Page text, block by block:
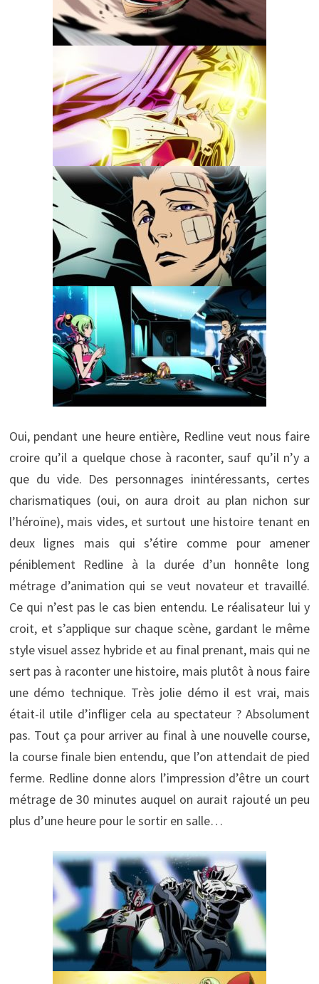
Oui, pendant une heure entière, Redline veut nous faire
croire qu’il a quelque chose à raconter, sauf qu’il n’y a
que du vide. Des personnages inintéressants, certes
charismatiques (oui, on aura droit au plan nichon sur
l’héroïne), mais vides, et surtout une histoire tenant en
deux lignes mais qui s’étire comme pour amener
péniblement Redline à la durée d’un honnête long
métrage d’animation qui se veut novateur et travaillé.
Ce qui n’est pas le cas bien entendu. Le réalisateur lui y
croit, et s’applique sur chaque scène, gardant le même
style visuel assez hybride et au final prenant, mais qui ne
sert pas à raconter une histoire, mais plutôt à nous faire
une démo technique. Très jolie démo il est vrai, mais
était-il utile d’infliger cela au spectateur ? Absolument
pas. Tout ça pour arriver au final à une nouvelle course,
la course finale bien entendu, que l’on attendait de pied
ferme. Redline donne alors l’impression d’être un court
métrage de 30 minutes auquel on aurait rajouté un peu
plus d’une heure pour le sortir en salle…